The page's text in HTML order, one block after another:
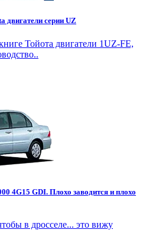
двигатели серии UZ
Тойота двигатели 1UZ-FE,
4G15 GDI. Плохо заводится и плохо
в дросселе... это вижу